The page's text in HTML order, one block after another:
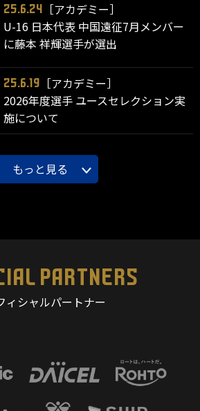
25.6.24
［アカデミー］
U-16 日本代表 中国遠征7月メンバー
に藤本 祥輝選手が選出
25.6.19
［アカデミー］
2026年度選手 ユースセレクション実
施について
もっと見る
PARTNERS
ィシャルパートナー